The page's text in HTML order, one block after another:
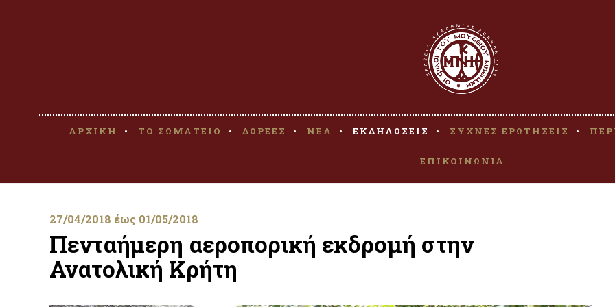
ΑΡΧΙΚΗ ΤΟ ΣΩΜΑΤΕΙΟ ΔΩΡΕΕΣ ΝΕΑ ΕΚΔΗΛΩΣΕΙΣ ΣΥΧΝΕΣ ΕΡΩΤΗΣΕΙΣ
ΕΠΙΚΟΙΝΩΝΙΑ
27/04/2018 έως 01/05/2018
Πενταήμερη αεροπορική εκδρομή στην
Ανατολική Κρήτη